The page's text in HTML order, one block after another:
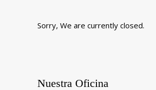
Sorry, We are currently closed.
Nuestra Oficina